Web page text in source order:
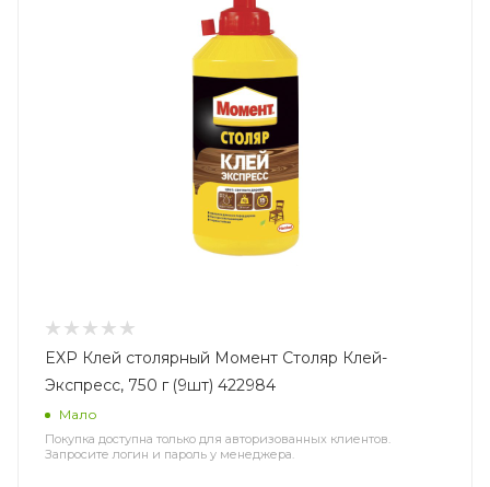
EXP Клей столярный Момент Столяр Клей-
Экспресс, 750 г (9шт) 422984
Мало
Покупка доступна только для авторизованных клиентов.
Запросите логин и пароль у менеджера.